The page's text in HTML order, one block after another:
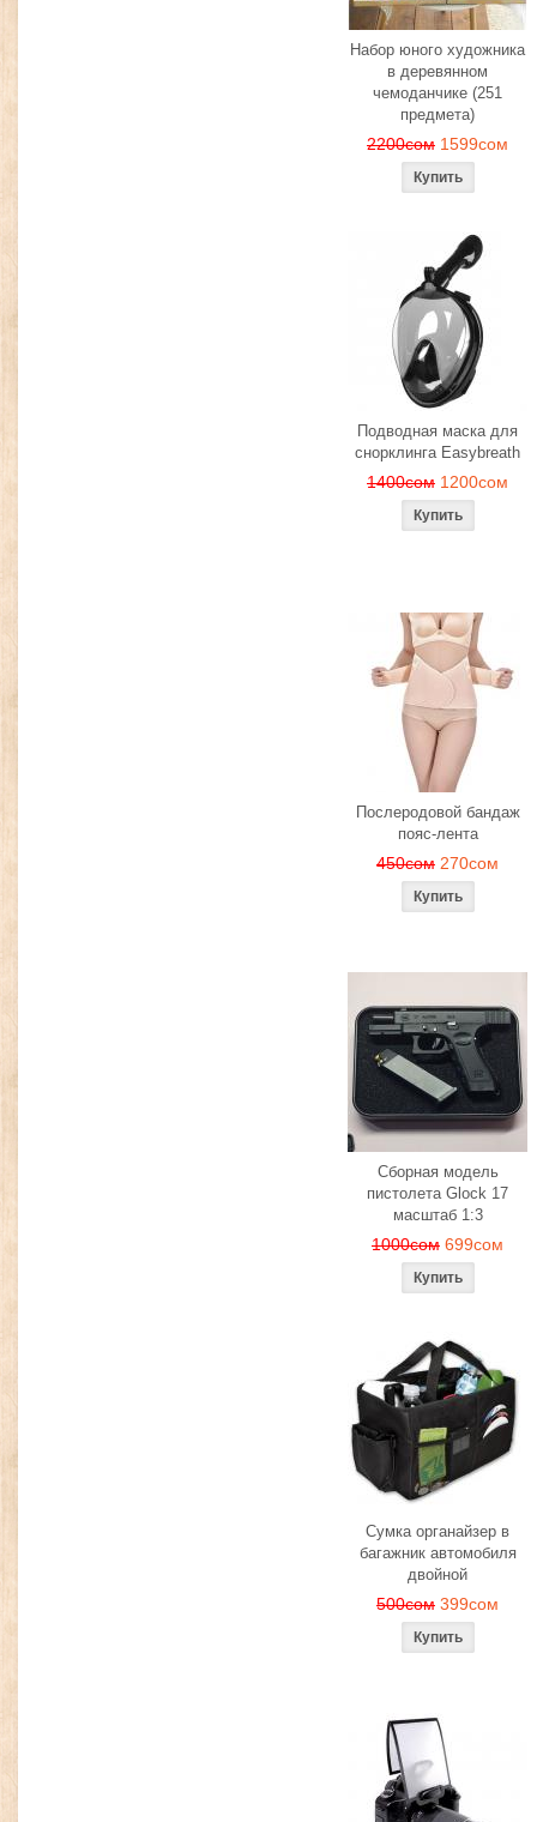
Набор юного художника
в деревянном
чемоданчике (251
предмета)
2200сом 1599сом
Подводная маска для
снорклинга Easybreath
1400сом 1200сом
Послеродовой бандаж
пояс-лента
450сом 270сом
Сборная модель
пистолета Glock 17
масштаб 1:3
1000сом 699сом
Сумка органайзер в
багажник автомобиля
двойной
500сом 399сом